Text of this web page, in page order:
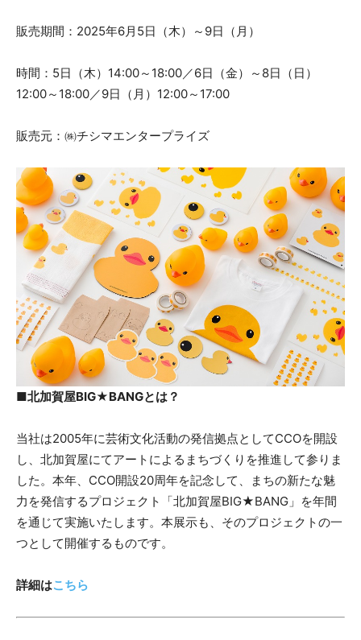
販売期間：2025年6月5日（木）～9日（月）
時間：5日（木）14:00～18:00／6日（金）～8日（日）
12:00～18:00／9日（月）12:00～17:00
販売元：㈱チシマエンタープライズ
■北加賀屋BIG★BANGとは？
当社は2005年に芸術文化活動の発信拠点としてCCOを開設
し、北加賀屋にてアートによるまちづくりを推進して参りま
した。本年、CCO開設20周年を記念して、まちの新たな魅
力を発信するプロジェクト「北加賀屋BIG★BANG」を年間
を通じて実施いたします。本展示も、そのプロジェクトの一
つとして開催するものです。
詳細はこちら